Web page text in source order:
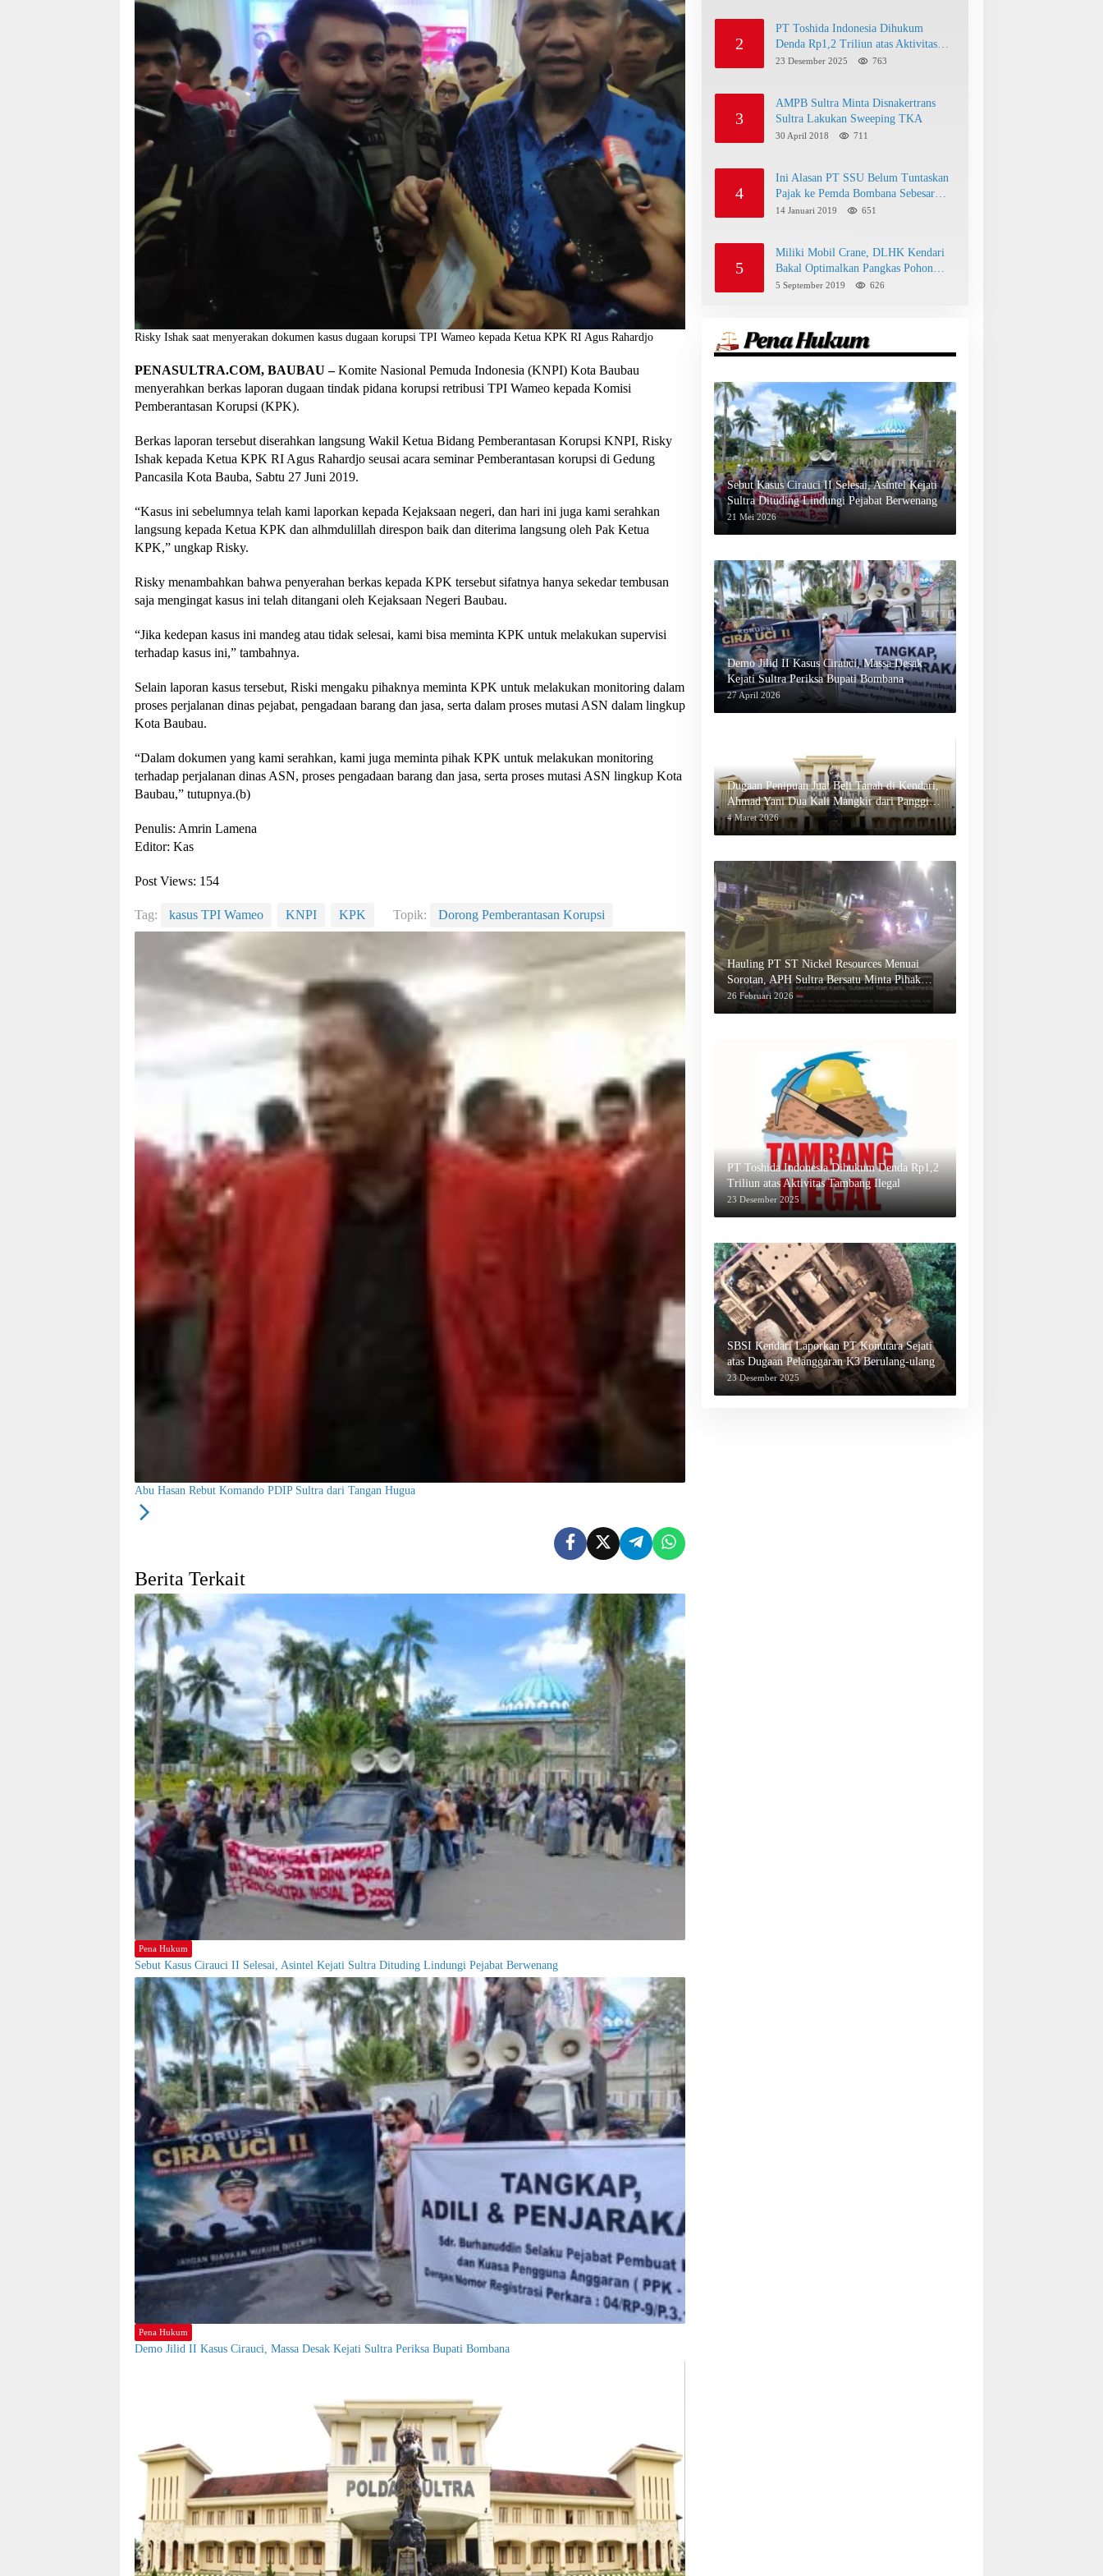
Risky Ishak saat menyerakan dokumen kasus dugaan korupsi TPI Wameo kepada Ketua KPK RI Agus Rahardjo
PENASULTRA.COM, BAUBAU –Komite Nasional Pemuda Indonesia (KNPI) Kota Baubau
menyerahkan berkas laporan dugaan tindak pidana korupsi retribusi TPI Wameo kepada Komisi
Pemberantasan Korupsi (KPK).
Berkas laporan tersebut diserahkan langsung Wakil Ketua Bidang Pemberantasan Korupsi KNPI, Risky
Ishak kepada Ketua KPK RI Agus Rahardjo seusai acara seminar Pemberantasan korupsi di Gedung
Pancasila Kota Bauba, Sabtu 27 Juni 2019.
“Kasus ini sebelumnya telah kami laporkan kepada Kejaksaan negeri, dan hari ini juga kami serahkan
langsung kepada Ketua KPK dan alhmdulillah direspon baik dan diterima langsung oleh Pak Ketua
KPK,” ungkap Risky.
Risky menambahkan bahwa penyerahan berkas kepada KPK tersebut sifatnya hanya sekedar tembusan
saja mengingat kasus ini telah ditangani oleh Kejaksaan Negeri Baubau.
“Jika kedepan kasus ini mandeg atau tidak selesai, kami bisa meminta KPK untuk melakukan supervisi
terhadap kasus ini,” tambahnya.
Selain laporan kasus tersebut, Riski mengaku pihaknya meminta KPK untuk melakukan monitoring dalam
proses perjalanan dinas pejabat, pengadaan barang dan jasa, serta dalam proses mutasi ASN dalam lingkup
Kota Baubau.
“Dalam dokumen yang kami serahkan, kami juga meminta pihak KPK untuk melakukan monitoring
terhadap perjalanan dinas ASN, proses pengadaan barang dan jasa, serta proses mutasi ASN lingkup Kota
Baubau,” tutupnya.(b)
Penulis: Amrin Lamena
Editor: Kas
Post Views: 154
Tag: kasus TPI Wameo KNPI KPK Topik: Dorong Pemberantasan Korupsi
Abu Hasan Rebut Komando PDIP Sultra dari Tangan Hugua
Berita Terkait
Pena Hukum
Sebut Kasus Cirauci II Selesai, Asintel Kejati Sultra Dituding Lindungi Pejabat Berwenang
Pena Hukum
Demo Jilid II Kasus Cirauci, Massa Desak Kejati Sultra Periksa Bupati Bombana
2
PT Toshida Indonesia Dihukum
Denda Rp1,2 Triliun atas Aktivitas
Tambang Ilegal
23 Desember 2025 763
3
AMPB Sultra Minta Disnakertrans
Sultra Lakukan Sweeping TKA
30 April 2018 711
4
Ini Alasan PT SSU Belum Tuntaskan
Pajak ke Pemda Bombana Sebesar
Rp8 Miliar
14 Januari 2019 651
5
Miliki Mobil Crane, DLHK Kendari
Bakal Optimalkan Pangkas Pohon
Peneduh
5 September 2019 626
Sebut Kasus Cirauci II Selesai, Asintel Kejati
Sultra Dituding Lindungi Pejabat Berwenang
21 Mei 2026
Demo Jilid II Kasus Cirauci, Massa Desak
Kejati Sultra Periksa Bupati Bombana
27 April 2026
Dugaan Penipuan Jual Beli Tanah di Kendari,
Ahmad Yani Dua Kali Mangkir dari Panggilan
Polda Sultra
4 Maret 2026
Hauling PT ST Nickel Resources Menuai
Sorotan, APH Sultra Bersatu Minta Pihak
Berwenang Bertindak
26 Februari 2026
PT Toshida Indonesia Dihukum Denda Rp1,2
Triliun atas Aktivitas Tambang Ilegal
23 Desember 2025
SBSI Kendari Laporkan PT Konutara Sejati
atas Dugaan Pelanggaran K3 Berulang-ulang
23 Desember 2025